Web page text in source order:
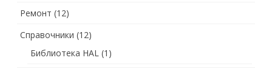
Ремонт (12)
Справочники (12)
Библиотека HAL (1)